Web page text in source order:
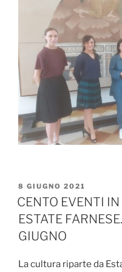
PUBBLICATO
IL
8 GIUGNO 2021
CENTO EVENTI
ESTATE
GIUGNO
La cultura riparte da